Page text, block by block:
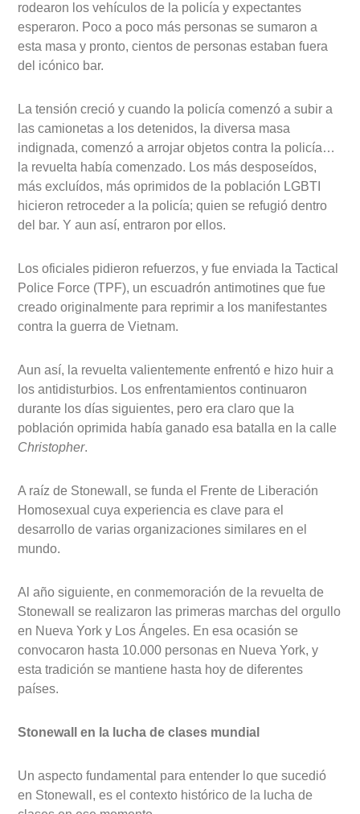
rodearon los vehículos de la policía y expectantes
esperaron. Poco a poco más personas se sumaron a
esta masa y pronto, cientos de personas estaban fuera
del icónico bar.
La tensión creció y cuando la policía comenzó a subir a
las camionetas a los detenidos, la diversa masa
indignada, comenzó a arrojar objetos contra la policía…
la revuelta había comenzado. Los más desposeídos,
más excluídos, más oprimidos de la población LGBTI
hicieron retroceder a la policía; quien se refugió dentro
del bar. Y aun así, entraron por ellos.
Los oficiales pidieron refuerzos, y fue enviada la Tactical
Police Force (TPF), un escuadrón antimotines que fue
creado originalmente para reprimir a los manifestantes
contra la guerra de Vietnam.
Aun así, la revuelta valientemente enfrentó e hizo huir a
los antidisturbios. Los enfrentamientos continuaron
durante los días siguientes, pero era claro que la
población oprimida había ganado esa batalla en la calle
Christopher.
A raíz de Stonewall, se funda el Frente de Liberación
Homosexual cuya experiencia es clave para el
desarrollo de varias organizaciones similares en el
mundo.
Al año siguiente, en conmemoración de la revuelta de
Stonewall se realizaron las primeras marchas del orgullo
en Nueva York y Los Ángeles. En esa ocasión se
convocaron hasta 10.000 personas en Nueva York, y
esta tradición se mantiene hasta hoy de diferentes
países.
Stonewall en la lucha de clases mundial
Un aspecto fundamental para entender lo que sucedió
en Stonewall, es el contexto histórico de la lucha de